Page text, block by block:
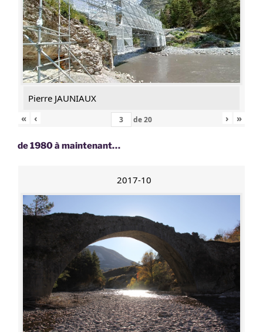
Pierre JAUNIAUX
«
‹ de20 › »
de 1980 à maintenant…
2017-10